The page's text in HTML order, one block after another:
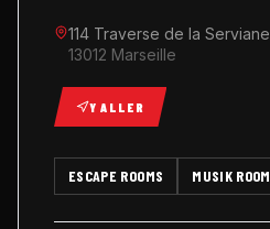
114 Traverse de la Serviane
13012 Marseille
Y ALLER
ESCAPE ROOMS MUSIK ROOM